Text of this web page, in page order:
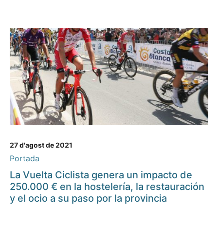
27 d'agost de 2021
Portada
La Vuelta Ciclista genera un impacto de
250.000 € en la hostelería, la restauración
y el ocio a su paso por la provincia